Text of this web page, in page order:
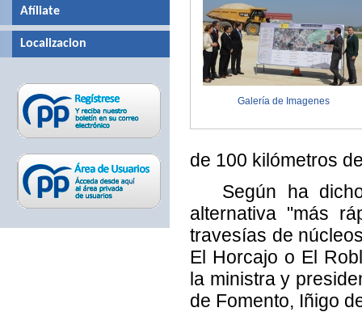
Galería de Imagenes
de 100 kilómetros
Según ha dicho
alternativa "más
travesías de
El Horcajo o El
la ministra y
de Fomento, Iñigo
Afíliate
Localizacion